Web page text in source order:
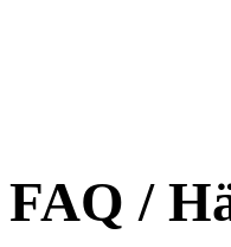
FAQ /